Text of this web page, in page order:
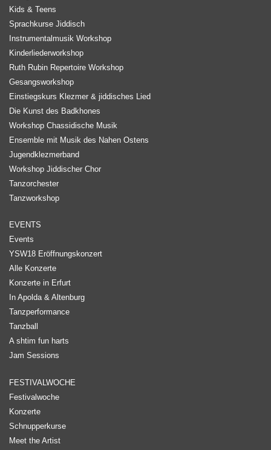
Kids & Teens
Sprachkurse Jiddisch
Instrumentalmusik Workshop
Kinderliederworkshop
Ruth Rubin Repertoire Workshop
Gesangsworkshop
Einstiegskurs Klezmer & jiddisches Lied
Die Kunst des Badkhones
Workshop Chassidische Musik
Ensemble mit Musik des Nahen Ostens
Jugendklezmerband
Workshop Jiddischer Chor
Tanzorchester
Tanzworkshop
EVENTS
Events
YSW18 Eröffnungskonzert
Alle Konzerte
Konzerte in Erfurt
In Apolda & Altenburg
Tanzperformance
Tanzball
A shtim fun harts
Jam Sessions
FESTIVALWOCHE
Festivalwoche
Konzerte
Schnupperkurse
Meet the Artist